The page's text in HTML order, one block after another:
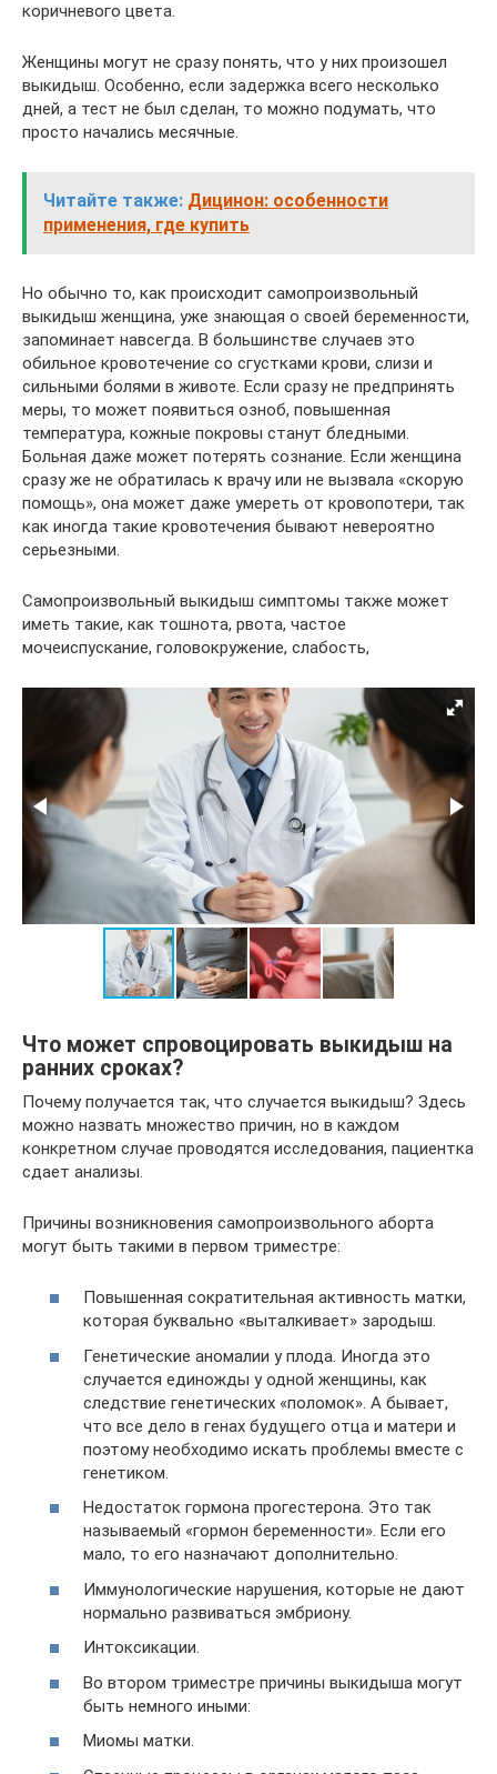
коричневого цвета.
Женщины могут не сразу понять, что у них произошел
выкидыш. Особенно, если задержка всего несколько
дней, а тест не был сделан, то можно подумать, что
просто начались месячные.
Читайте также: Дицинон: особенности
применения, где купить
Но обычно то, как происходит самопроизвольный
выкидыш женщина, уже знающая о своей беременности,
запоминает навсегда. В большинстве случаев это
обильное кровотечение со сгустками крови, слизи и
сильными болями в животе. Если сразу не предпринять
меры, то может появиться озноб, повышенная
температура, кожные покровы станут бледными.
Больная даже может потерять сознание. Если женщина
сразу же не обратилась к врачу или не вызвала «скорую
помощь», она может даже умереть от кровопотери, так
как иногда такие кровотечения бывают невероятно
серьезными.
Самопроизвольный выкидыш симптомы также может
иметь такие, как тошнота, рвота, частое
мочеиспускание, головокружение, слабость,
Что может спровоцировать выкидыш на
ранних сроках?
Почему получается так, что случается выкидыш? Здесь
можно назвать множество причин, но в каждом
конкретном случае проводятся исследования, пациентка
сдает анализы.
Причины возникновения самопроизвольного аборта
могут быть такими в первом триместре:
Повышенная сократительная активность матки,
которая буквально «выталкивает» зародыш.
Генетические аномалии у плода. Иногда это
случается единожды у одной женщины, как
следствие генетических «поломок». А бывает,
что все дело в генах будущего отца и матери и
поэтому необходимо искать проблемы вместе с
генетиком.
Недостаток гормона прогестерона. Это так
называемый «гормон беременности». Если его
мало, то его назначают дополнительно.
Иммунологические нарушения, которые не дают
нормально развиваться эмбриону.
Интоксикации.
Во втором триместре причины выкидыша могут
быть немного иными:
Миомы матки.